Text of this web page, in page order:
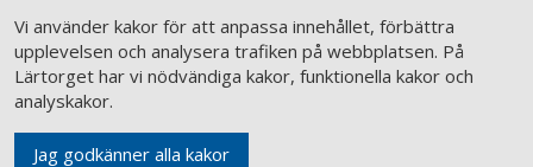
Vi använder kakor för att anpassa innehållet, förbättra
upplevelsen och analysera trafiken på webbplatsen. På
Lärtorget har vi nödvändiga kakor, funktionella kakor och
analyskakor.
Jag godkänner alla kakor